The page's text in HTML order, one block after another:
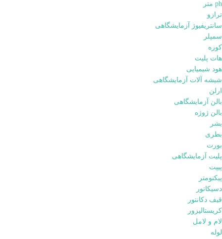
ph متر
ترازو
سانتریفیوژ آزمایشگاهی
سمپلر
کوره
هات پلیت
هود شیمیایی
شیشه آلات آزمایشگاهی
ارلن
بالن آزمایشگاهی
بالن ژوژه
بشر
بطری
بورت
پلیت آزمایشگاهی
پیپت
پیکنومتر
دسیکاتور
قیف دکانتور
کریستالیزور
لام و لامل
لوله